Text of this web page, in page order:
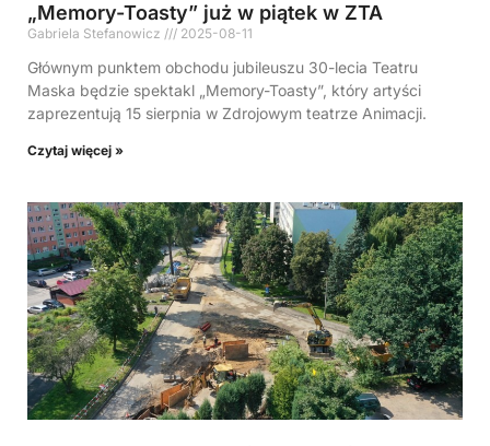
„Memory-Toasty” już w piątek w ZTA
Gabriela Stefanowicz 2025-08-11
Głównym punktem obchodu jubileuszu 30-lecia Teatru
Maska będzie spektakl „Memory-Toasty”, który artyści
zaprezentują 15 sierpnia w Zdrojowym teatrze Animacji.
Czytaj więcej »